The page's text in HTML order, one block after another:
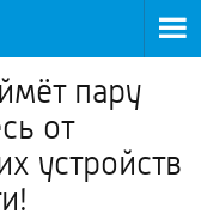
пару
от
устройств